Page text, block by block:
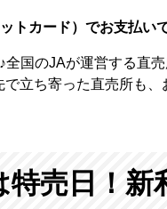
カード）でお支払い
全国のJAが運営する直
立ち寄った直売所も
特売日！新